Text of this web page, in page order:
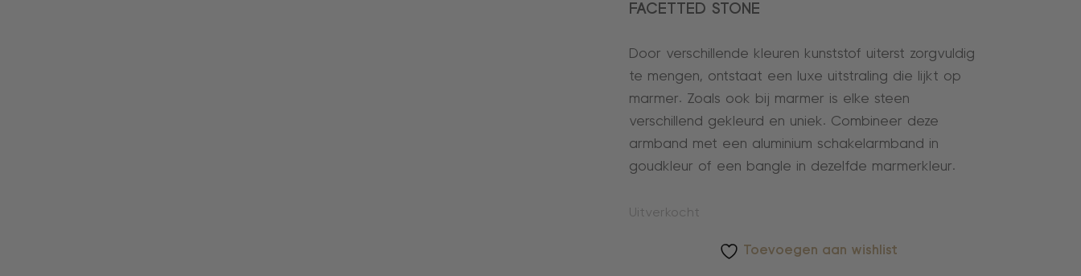
FACETTED STONE
Door verschillende kleuren kunststof uiterst zorgvuldig
te mengen, ontstaat een luxe uitstraling die lijkt op
marmer. Zoals ook bij marmer is elke steen
verschillend gekleurd en uniek. Combineer deze
armband met een aluminium schakelarmband in
goudkleur of een bangle in dezelfde marmerkleur.
Uitverkocht
Toevoegen aan wishlist